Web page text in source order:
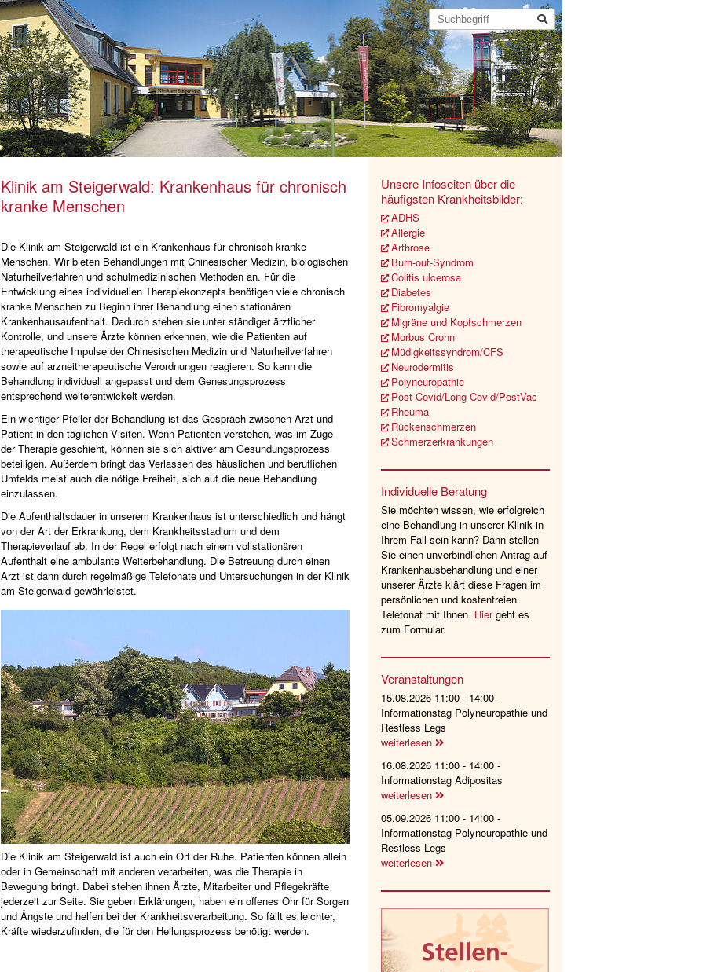
Klinik am Steigerwald: Krankenhaus für chronisch
kranke Menschen
Die Klinik am Steigerwald ist ein Krankenhaus für chronisch kranke
Menschen. Wir bieten Behandlungen mit Chinesischer Medizin, biologischen
Naturheilverfahren und schulmedizinischen Methoden an. Für die
Entwicklung eines individuellen Therapiekonzepts benötigen viele chronisch
kranke Menschen zu Beginn ihrer Behandlung einen stationären
Krankenhausaufenthalt. Dadurch stehen sie unter ständiger ärztlicher
Kontrolle, und unsere Ärzte können erkennen, wie die Patienten auf
therapeutische Impulse der Chinesischen Medizin und Naturheilverfahren
sowie auf arzneitherapeutische Verordnungen reagieren. So kann die
Behandlung individuell angepasst und dem Genesungsprozess
entsprechend weiterentwickelt werden.
Ein wichtiger Pfeiler der Behandlung ist das Gespräch zwischen Arzt und
Patient in den täglichen Visiten. Wenn Patienten verstehen, was im Zuge
der Therapie geschieht, können sie sich aktiver am Gesundungsprozess
beteiligen. Außerdem bringt das Verlassen des häuslichen und beruflichen
Umfelds meist auch die nötige Freiheit, sich auf die neue Behandlung
einzulassen.
Die Aufenthaltsdauer in unserem Krankenhaus ist unterschiedlich und hängt
von der Art der Erkrankung, dem Krankheitsstadium und dem
Therapieverlauf ab. In der Regel erfolgt nach einem vollstationären
Aufenthalt eine ambulante Weiterbehandlung. Die Betreuung durch einen
Arzt ist dann durch regelmäßige Telefonate und Untersuchungen in der Klinik
am Steigerwald gewährleistet.
Die Klinik am Steigerwald ist auch ein Ort der Ruhe. Patienten können allein
oder in Gemeinschaft mit anderen verarbeiten, was die Therapie in
Bewegung bringt. Dabei stehen ihnen Ärzte, Mitarbeiter und Pflegekräfte
jederzeit zur Seite. Sie geben Erklärungen, haben ein offenes Ohr für Sorgen
und Ängste und helfen bei der Krankheitsverarbeitung. So fällt es leichter,
Kräfte wiederzufinden, die für den Heilungsprozess benötigt werden.
Unsere Infoseiten über die
häufigsten Krankheitsbilder:
ADHS
Allergie
Arthrose
Burn-out-Syndrom
Colitis ulcerosa
Diabetes
Fibromyalgie
Migräne und Kopfschmerzen
Morbus Crohn
Müdigkeitssyndrom/CFS
Neurodermitis
Polyneuropathie
Post Covid/Long Covid/PostVac
Rheuma
Rückenschmerzen
Schmerzerkrankungen
Individuelle Beratung
Sie möchten wissen, wie erfolgreich
eine Behandlung in unserer Klinik in
Ihrem Fall sein kann? Dann stellen
Sie einen unverbindlichen Antrag auf
Krankenhausbehandlung und einer
unserer Ärzte klärt diese Fragen im
persönlichen und kostenfreien
Telefonat mit Ihnen. Hiergeht es
zum Formular.
Veranstaltungen
15.08.2026 11:00 - 14:00 -
Informationstag Polyneuropathie und
Restless Legs
weiterlesen
16.08.2026 11:00 - 14:00 -
Informationstag Adipositas
weiterlesen
05.09.2026 11:00 - 14:00 -
Informationstag Polyneuropathie und
Restless Legs
weiterlesen